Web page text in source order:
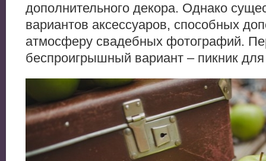
дополнительного декора. Однако
вариантов аксессуаров, способных
атмосферу свадебных фотографий.
беспроигрышный вариант – пикник